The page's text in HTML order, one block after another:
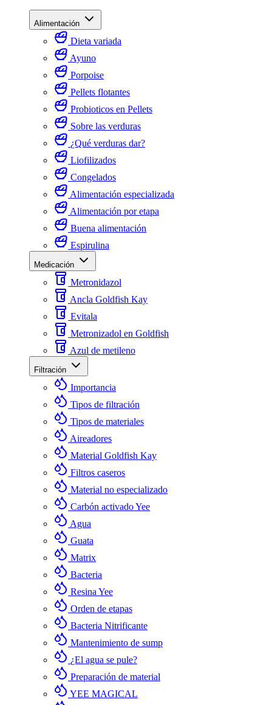
Alimentación
Dieta variada
Ayuno
Porpoise
Pellets flotantes
Probioticos en Pellets
Sobre las verduras
¿Qué verduras dar?
Liofilizados
Congelados
Alimentación especializada
Alimentación por etapa
Buena alimentación
Espirulina
Medicación
Metronidazol
Ancla Goldfish Kay
Evitala
Metronizadol en Goldfish
Azul de metileno
Filtración
Importancia
Tipos de filtración
Tipos de materiales
Aireadores
Material Goldfish Kay
Filtros caseros
Material no especializado
Carbón activado Yee
Agua
Guata
Matrix
Bacteria
Resina Yee
Orden de etapas
Bacteria Nitrificante
Mantenimiento de sump
¿El agua se pule?
Preparación de material
YEE MAGICAL